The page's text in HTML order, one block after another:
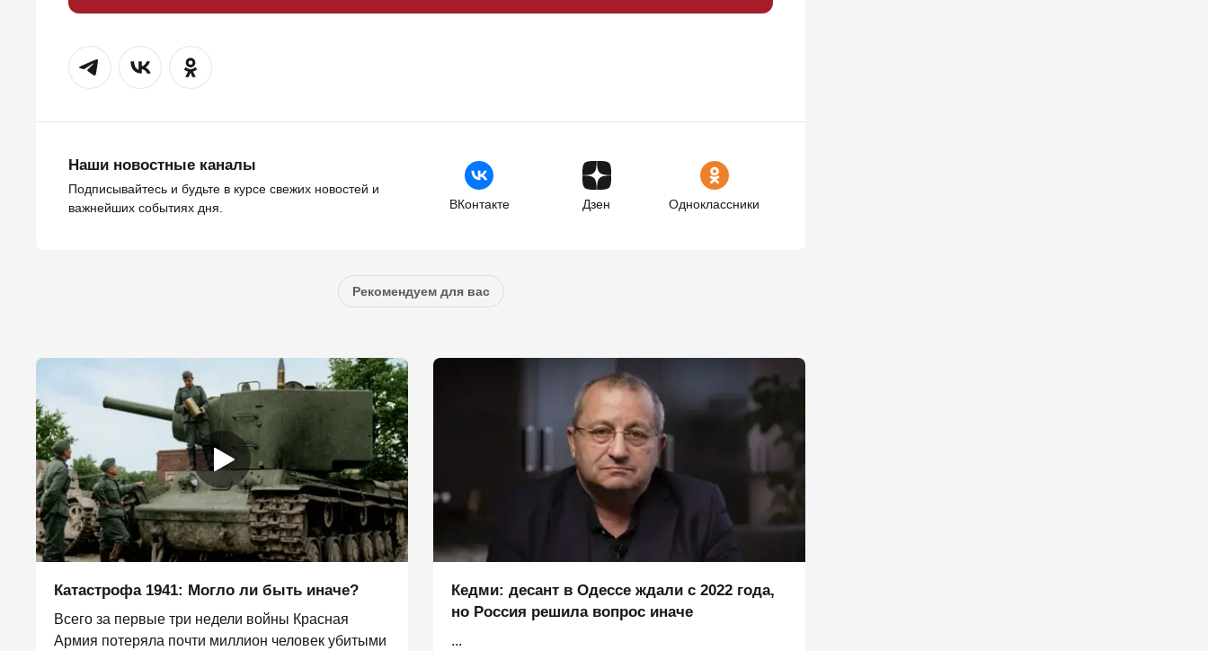
Наши новостные каналы
Подписывайтесь и будьте в курсе свежих новостей и
важнейших событиях дня.
ВКонтакте Дзен Одноклассники
Рекомендуем для вас
Катастрофа 1941: Могло ли быть иначе?
Всего за первые три недели войны Красная
Армия потеряла почти миллион человек убитыми
Кедми: десант в Одессе ждали с 2022 года,
но Россия решила вопрос иначе
...